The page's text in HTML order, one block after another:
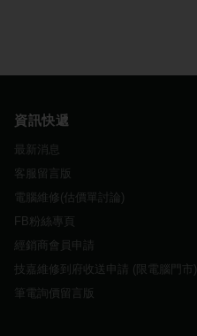
資訊快遞
最新消息
客服留言版
電腦維修(估價單討論)
FB粉絲專頁
經銷商會員申請
技嘉維修到府收送申請 (限電腦門市)
筆電詢價留言版